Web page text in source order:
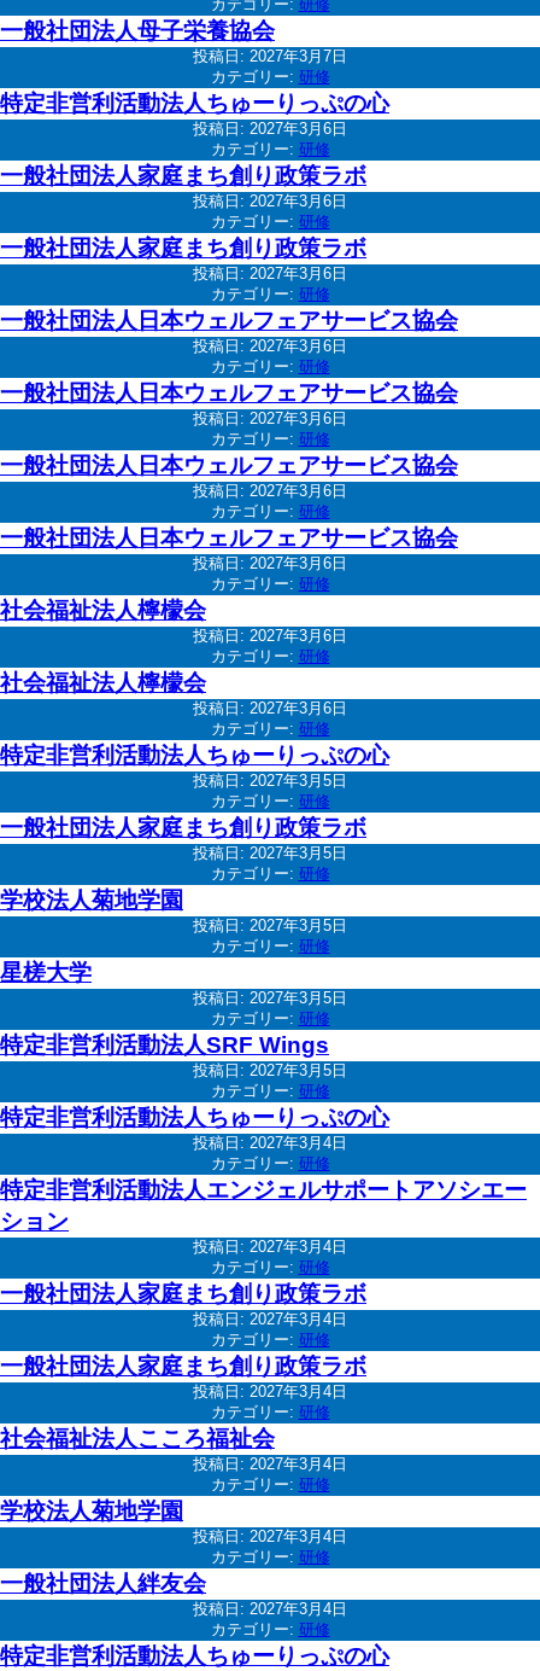
カテゴリー: 研修
一般社団法人母子栄養協会
投稿日: 2027年3月7日
カテゴリー: 研修
特定非営利活動法人ちゅーりっぷの心
投稿日: 2027年3月6日
カテゴリー: 研修
一般社団法人家庭まち創り政策ラボ
投稿日: 2027年3月6日
カテゴリー: 研修
一般社団法人家庭まち創り政策ラボ
投稿日: 2027年3月6日
カテゴリー: 研修
一般社団法人日本ウェルフェアサービス協会
投稿日: 2027年3月6日
カテゴリー: 研修
一般社団法人日本ウェルフェアサービス協会
投稿日: 2027年3月6日
カテゴリー: 研修
一般社団法人日本ウェルフェアサービス協会
投稿日: 2027年3月6日
カテゴリー: 研修
一般社団法人日本ウェルフェアサービス協会
投稿日: 2027年3月6日
カテゴリー: 研修
社会福祉法人檸檬会
投稿日: 2027年3月6日
カテゴリー: 研修
社会福祉法人檸檬会
投稿日: 2027年3月6日
カテゴリー: 研修
特定非営利活動法人ちゅーりっぷの心
投稿日: 2027年3月5日
カテゴリー: 研修
一般社団法人家庭まち創り政策ラボ
投稿日: 2027年3月5日
カテゴリー: 研修
学校法人菊地学園
投稿日: 2027年3月5日
カテゴリー: 研修
星槎大学
投稿日: 2027年3月5日
カテゴリー: 研修
特定非営利活動法人SRF Wings
投稿日: 2027年3月5日
カテゴリー: 研修
特定非営利活動法人ちゅーりっぷの心
投稿日: 2027年3月4日
カテゴリー: 研修
特定非営利活動法人エンジェルサポートアソシエー
ション
投稿日: 2027年3月4日
カテゴリー: 研修
一般社団法人家庭まち創り政策ラボ
投稿日: 2027年3月4日
カテゴリー: 研修
一般社団法人家庭まち創り政策ラボ
投稿日: 2027年3月4日
カテゴリー: 研修
社会福祉法人こころ福祉会
投稿日: 2027年3月4日
カテゴリー: 研修
学校法人菊地学園
投稿日: 2027年3月4日
カテゴリー: 研修
一般社団法人絆友会
投稿日: 2027年3月4日
カテゴリー: 研修
特定非営利活動法人ちゅーりっぷの心